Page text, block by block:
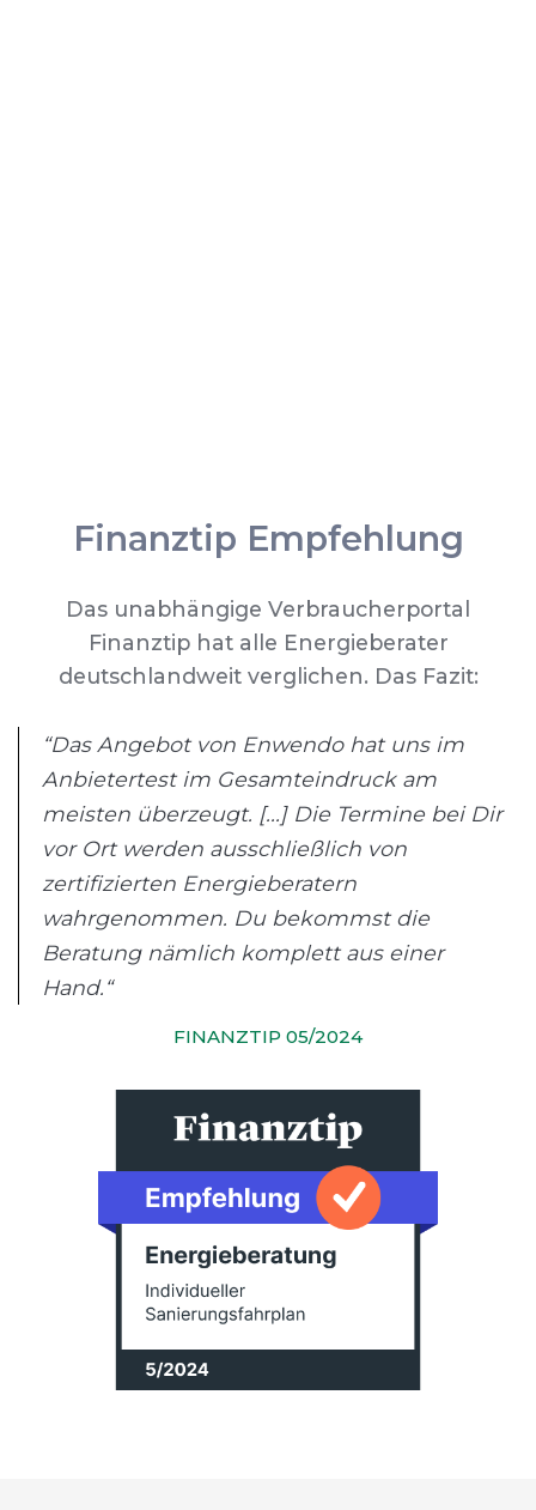
Finanztip Empfehlung
Das unabhängige Verbraucherportal
Finanztip hat alle Energieberater
deutschlandweit verglichen. Das Fazit:
“Das Angebot von Enwendo hat uns im
Anbietertest im Gesamteindruck am
meisten überzeugt. [...] Die Termine bei Dir
vor Ort werden ausschließlich von
zertifizierten Energieberatern
wahrgenommen. Du bekommst die
Beratung nämlich komplett aus einer
Hand.“
FINANZTIP 05/2024